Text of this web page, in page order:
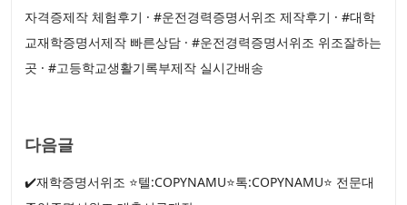
자격증제작 체험후기 · #운전경력증명서위조 제작후기 · #대학
교재학증명서제작 빠른상담 · #운전경력증명서위조 위조잘하는
곳 · #고등학교생활기록부제작 실시간배송
다음글
✔️재학증명서위조 ⭐텔:COPYNAMU⭐톡:COPYNAMU⭐ 전문대